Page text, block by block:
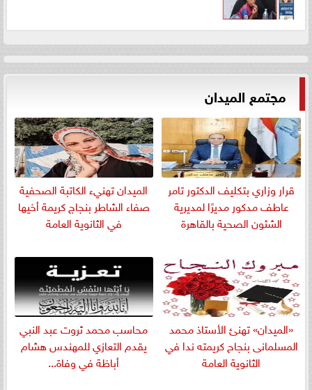
مجتمع الميدان
قرار وزاري بتكليف الدكتور تامر
عاطف مدكور مديرًا لمديرية
الشئون الصحية بالقاهرة
الميدان تهنيء الكاتبة الصحفية
صفاء الشاطر بنجاج كريمة أخيها
في الثانوية العامة
«الميدان» تهنئ الأستاذ محمد
المسلمانى بنجاح كريمته ندا في
الثانوية العامة
​محاسب محمد ثروت عبد النبي
يقدم التعازي للمهندس هشام
أباظة في وفاة...